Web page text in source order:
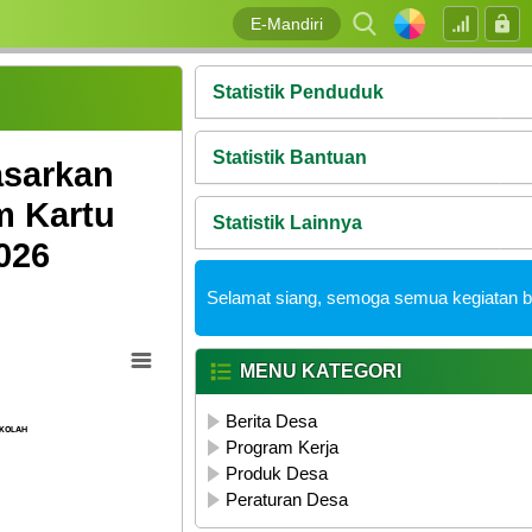
E-Mandiri
Kartu
Statistik Penduduk
Statistik Bantuan
Statistik Lainnya
Selamat siang, semoga semua kegiatan
MENU KATEGORI
Berita Desa
Program Kerja
Produk Desa
Peraturan Desa